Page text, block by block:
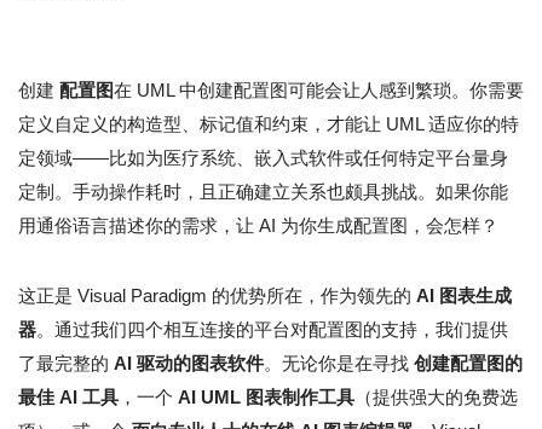
创建 配置图在 UML 中创建配置图可能会让人感到繁琐。你需要
定义自定义的构造型、标记值和约束，才能让 UML 适应你的特
定领域——比如为医疗系统、嵌入式软件或任何特定平台量身
定制。手动操作耗时，且正确建立关系也颇具挑战。如果你能
用通俗语言描述你的需求，让 AI 为你生成配置图，会怎样？
这正是 Visual Paradigm 的优势所在，作为领先的 AI 图表生成
器。通过我们四个相互连接的平台对配置图的支持，我们提供
了最完整的 AI 驱动的图表软件。无论你是在寻找 创建配置图的
最佳 AI 工具 ，一个 AI UML 图表制作工具 （提供强大的免费选